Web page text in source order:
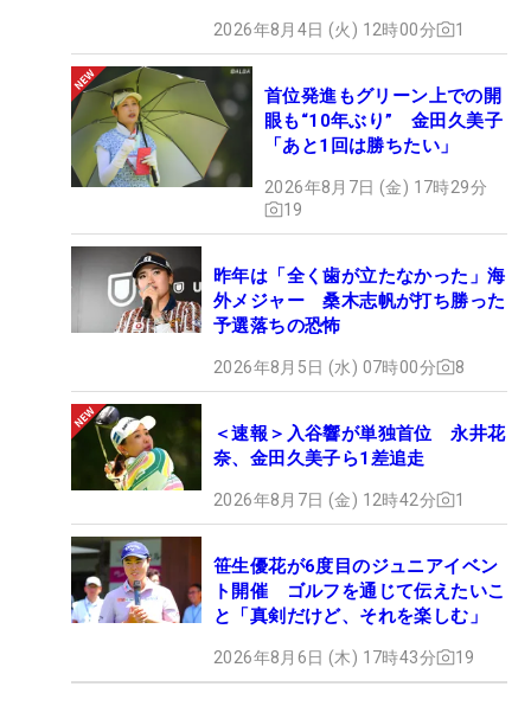
2026年8月4日 (火) 12時00分 1
首位発進もグリーン上での開
眼も“10年ぶり” 金田久美子
「あと1回は勝ちたい」
2026年8月7日 (金) 17時29分
19
昨年は「全く歯が立たなかった」海
外メジャー 桑木志帆が打ち勝った
予選落ちの恐怖
2026年8月5日 (水) 07時00分 8
＜速報＞入谷響が単独首位 永井花
奈、金田久美子ら1差追走
2026年8月7日 (金) 12時42分 1
笹生優花が6度目のジュニアイベン
ト開催 ゴルフを通じて伝えたいこ
と「真剣だけど、それを楽しむ」
2026年8月6日 (木) 17時43分 19